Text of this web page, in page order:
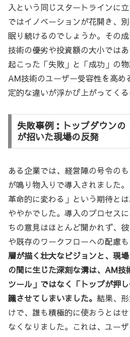
入という同じスタートラインに
ではイノベーションが花開き、
眠り続けるのでしょうか。その
技術の優劣や投資額の大小では
起こった「失敗」と「成功」の物
AM技術のユーザー受容性を高め
定的な違いが浮かび上がってくる
失敗事例：トップダウンの
が招いた現場の反発
ある企業では、経営陣の号令の
が鳴り物入りで導入されました
革命的に変わる」という期待と
ややかでした。導入のプロセス
ちの意見はほとんど聞かれず、
や既存のワークフローへの配慮も
層が描く壮大なビジョンと、現
の間に生じた深刻な溝は、AM技
ツール」ではなく「トップが押
識させてしまいました。 結果、
けで、誰も積極的に使おうとは
なくなりました。これは、ユー